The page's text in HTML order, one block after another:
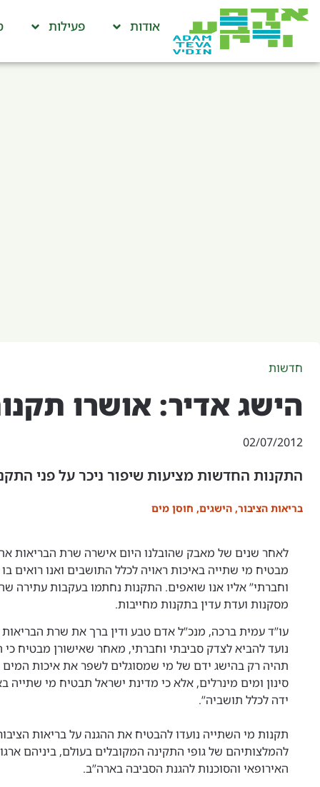
אודות פעילות
חדשות
הישג אדיר: אושרו
02/07/2012
התקנות החדשות מציעות שיפור ניכר על פני
בריאות הציבור, הישגים, חוסן מים
לאחר שנים של מאבק שהובלנו היום אישרה שרת הבריאות
מבטיח מי שתייה באיכות ראויה לכלל התושבים ואנו רואים
מסקנות ועדת עדין בתקנות מחייבות.
עו”ד עמית ברכה, מנכ”ל אדם טבע ודין ברך את שרת
נועד להביא לצדק סביבתי וחברתי, מאחר שאישורן מבטיח כי
תהיה רק בהישג ידם של מי שמסוגלים לשפר את איכות
סינון ומים מינרלים, אלא כי מדינת ישראל תבטיח מי שתייה
ידה לכלל תושביה”.
תקנות מי השתייה נועדו להבטיח את ההגנה על בריאות
להמלצותיהם של גופי התקינה המקובלים בעולם, ביניהם
האירופאי והסוכנות להגנת הסביבה בארה”ב.